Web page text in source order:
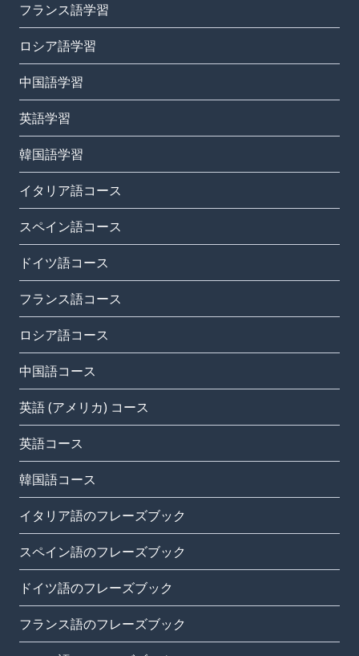
フランス語学習
ロシア語学習
中国語学習
英語学習
韓国語学習
イタリア語コース
スペイン語コース
ドイツ語コース
フランス語コース
ロシア語コース
中国語コース
英語 (アメリカ) コース
英語コース
韓国語コース
イタリア語のフレーズブック
スペイン語のフレーズブック
ドイツ語のフレーズブック
フランス語のフレーズブック